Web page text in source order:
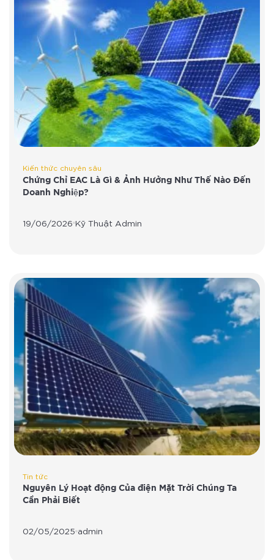
Kiến thức chuyên sâu
Chứng Chỉ EAC Là Gì & Ảnh Hưởng Như Thế Nào Đến
Doanh Nghiệp?
19/06/2026 Kỹ Thuật Admin
Tin tức
Nguyên Lý Hoạt động Của điện Mặt Trời Chúng Ta
Cần Phải Biết
02/05/2025 admin